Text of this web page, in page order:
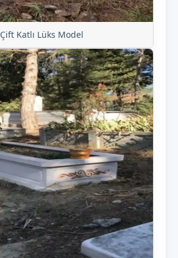
Çift Katlı Lüks Model